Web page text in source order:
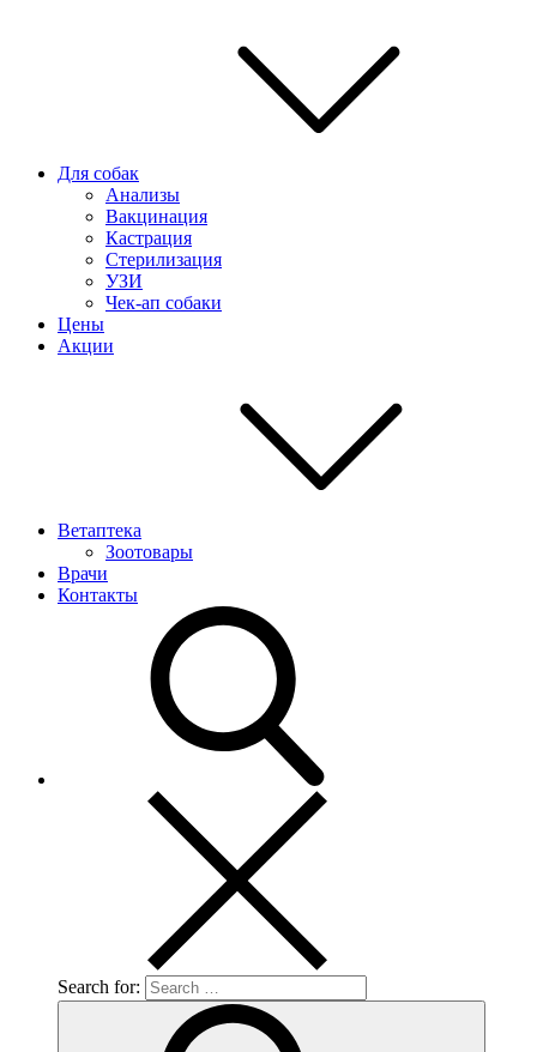
Для собак
Анализы
Вакцинация
Кастрация
Стерилизация
УЗИ
Чек-ап собаки
Цены
Акции
Ветаптека
Зоотовары
Врачи
Контакты
Search for: